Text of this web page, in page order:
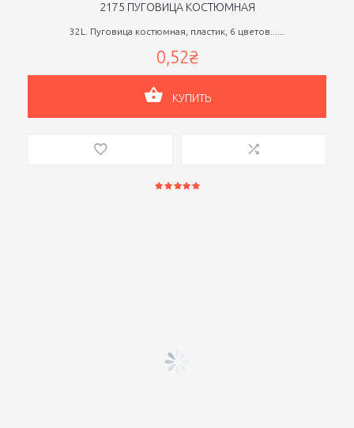
2175 ПУГОВИЦА КОСТЮМНАЯ
32L. Пуговица костюмная, пластик, 6 цветов......
0,52₴
КУПИТЬ